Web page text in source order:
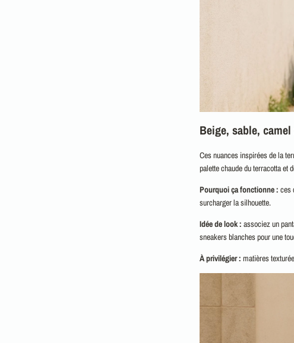
Beige, sable,
Ces nuances inspirées de la
palette chaude du terracotta et
Pourquoi ça fonctionne : ces
surcharger la silhouette.
Idée de look : associez un
sneakers blanches pour une
À privilégier : matières